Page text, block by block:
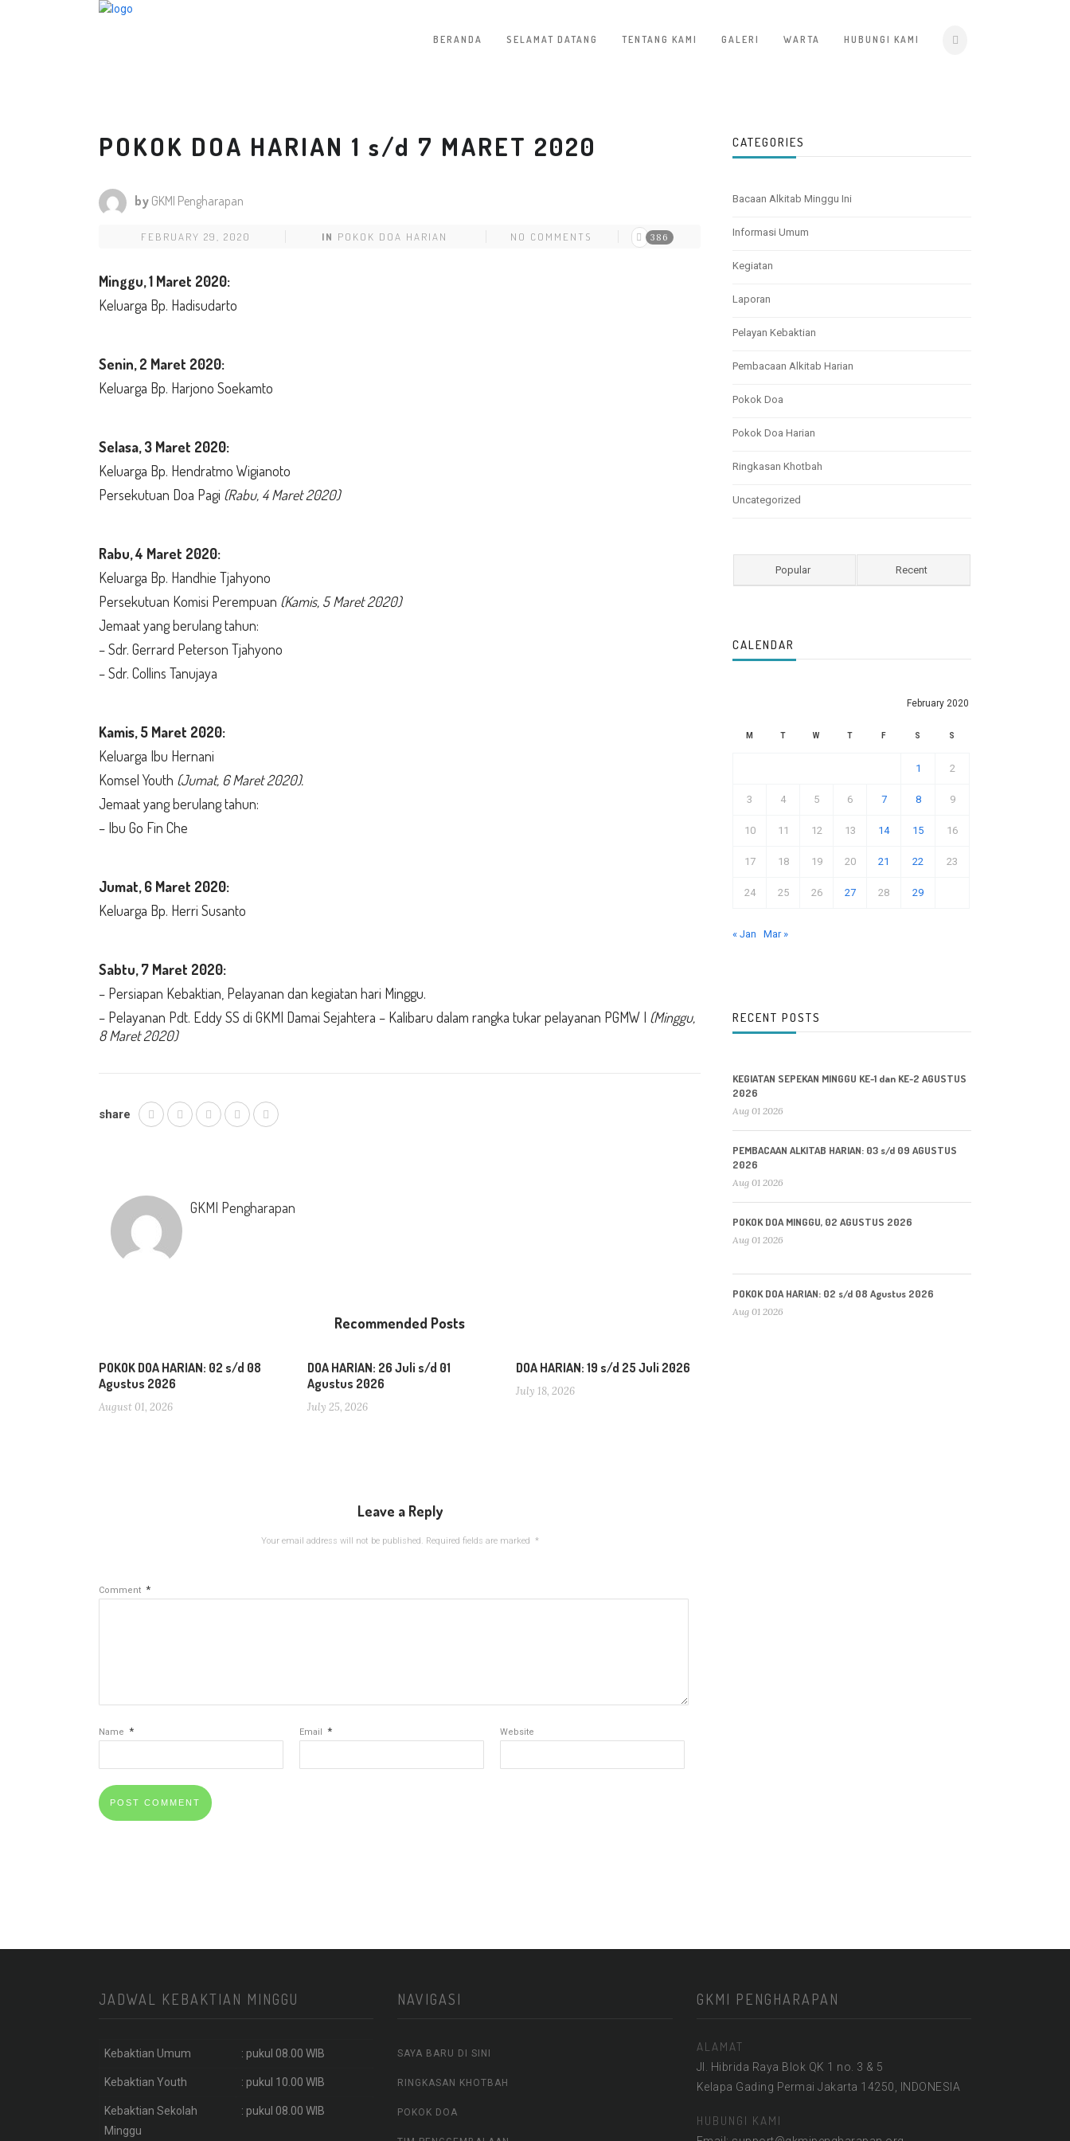
BERANDA SELAMAT DATANG TENTANG KAMI GALERI WARTA HUBUNGI KAMI
POKOK DOA HARIAN 1 s/d 7 MARET 2020
by GKMI Pengharapan
FEBRUARY 29, 2020 IN POKOK DOA HARIAN NO COMMENTS 386
Minggu,1 Maret 2020:
Keluarga Bp. Hadisudarto
Senin, 2 Maret 2020:
Keluarga Bp. Harjono Soekamto
Selasa, 3 Maret 2020:
Keluarga Bp. Hendratmo Wigianoto
Persekutuan Doa Pagi (Rabu, 4 Maret 2020)
Rabu,4 Maret 2020:
Keluarga Bp. Handhie Tjahyono
Persekutuan Komisi Perempuan (Kamis, 5 Maret 2020)
Jemaat yang berulang tahun:
– Sdr. Gerrard Peterson Tjahyono
– Sdr. Collins Tanujaya
Kamis,5 Maret 2020:
Keluarga Ibu Hernani
Komsel Youth (Jumat, 6 Maret 2020).
Jemaat yang berulang tahun:
– Ibu Go Fin Che
Jumat,6 Maret 2020:
Keluarga Bp. Herri Susanto
Sabtu, 7 Maret 2020:
– Persiapan Kebaktian, Pelayanan dan kegiatan hari Minggu.
– Pelayanan Pdt. Eddy SS di GKMI Damai Sejahtera – Kalibaru dalam rangka tukar pelayanan PGMW I (Minggu,
8 Maret 2020)
share
GKMI Pengharapan
Recommended Posts
POKOK DOA HARIAN: 02 s/d 08
Agustus 2026
August 01, 2026
DOA HARIAN: 26 Juli s/d 01
Agustus 2026
July 25, 2026
DOA HARIAN: 19 s/d 25 Juli 2026
July 18, 2026
Leave a Reply
Your email address will not be published. Required fields are marked *
Comment *
Name * Email * Website
CATEGORIES
Bacaan Alkitab Minggu Ini
Informasi Umum
Kegiatan
Laporan
Pelayan Kebaktian
Pembacaan Alkitab Harian
Pokok Doa
Pokok Doa Harian
Ringkasan Khotbah
Uncategorized
Popular Recent
CALENDAR
February 2020
M T W T F S S
1 2
3 4 5 6 7 8 9
10 11 12 13 14 15 16
17 18 19 20 21 22 23
24 25 26 27 28 29
« Jan Mar »
RECENT POSTS
KEGIATAN SEPEKAN MINGGU KE-1 dan KE-2 AGUSTUS
2026
Aug 01 2026
PEMBACAAN ALKITAB HARIAN: 03 s/d 09 AGUSTUS
2026
Aug 01 2026
POKOK DOA MINGGU, 02 AGUSTUS 2026
Aug 01 2026
POKOK DOA HARIAN: 02 s/d 08 Agustus 2026
Aug 01 2026
JADWAL KEBAKTIAN MINGGU
Kebaktian Umum : pukul 08.00 WIB
Kebaktian Youth : pukul 10.00 WIB
Kebaktian Sekolah
Minggu
: pukul 08.00 WIB
NAVIGASI
SAYA BARU DI SINI
RINGKASAN KHOTBAH
POKOK DOA
GKMI PENGHARAPAN
ALAMAT
Jl. Hibrida Raya Blok QK 1 no. 3 & 5
Kelapa Gading Permai Jakarta 14250, INDONESIA
HUBUNGI KAMI